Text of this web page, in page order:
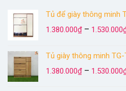
Tủ để giày thông minh
1.380.000₫ – 1.530.000
Tủ giày thông minh TG-
1.380.000₫ – 1.530.000